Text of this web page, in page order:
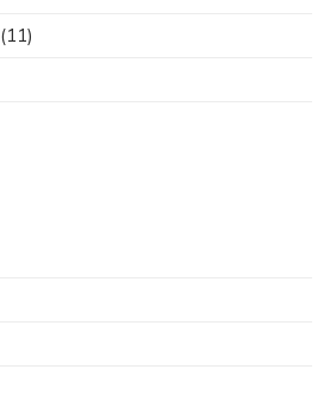
(11)